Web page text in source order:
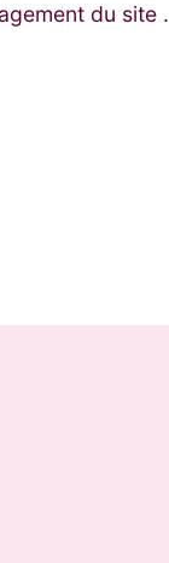
du site .